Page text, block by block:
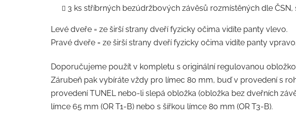
3 ks stříbrných bezúdržbových závěsů rozmístěných dle
Levé dveře = ze širší strany dveří fyzicky očima vidíte panty vlevo.
Pravé dveře = ze širší strany dveří fyzicky očima vidíte panty vpravo.
Doporučujeme použít v kompletu s originální regulovanou
Zárubeň pak vybíráte vždy pro límec 80 mm, buď v provedení s
provedení TUNEL nebo-li slepá obložka (obložka bez dveřních
límce 65 mm (OR T1-B) nebo s šířkou límce 80 mm (OR T3-B).